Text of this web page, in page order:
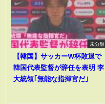
未分類
【韓国】サッカーW杯敗退で
韓国代表監督が辞任を表明 李
大統領｢無能な指揮官だ｣